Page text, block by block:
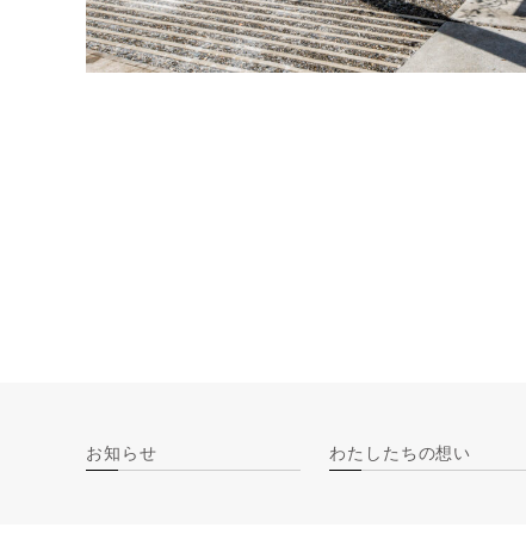
お知らせ わたしたちの想い